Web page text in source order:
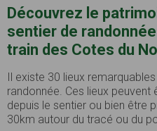
Découvrez le
sentier de
train des Cotes du
Il existe 30 lieux
randonnée. Ces lieux
depuis le sentier ou bien être
30km autour du tracé ou du